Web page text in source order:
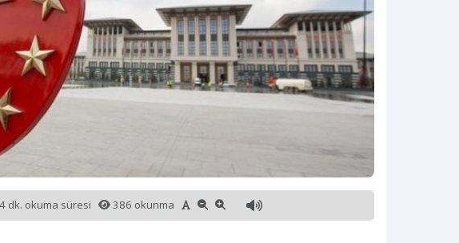
4 dk. okuma süresi 386 okunma